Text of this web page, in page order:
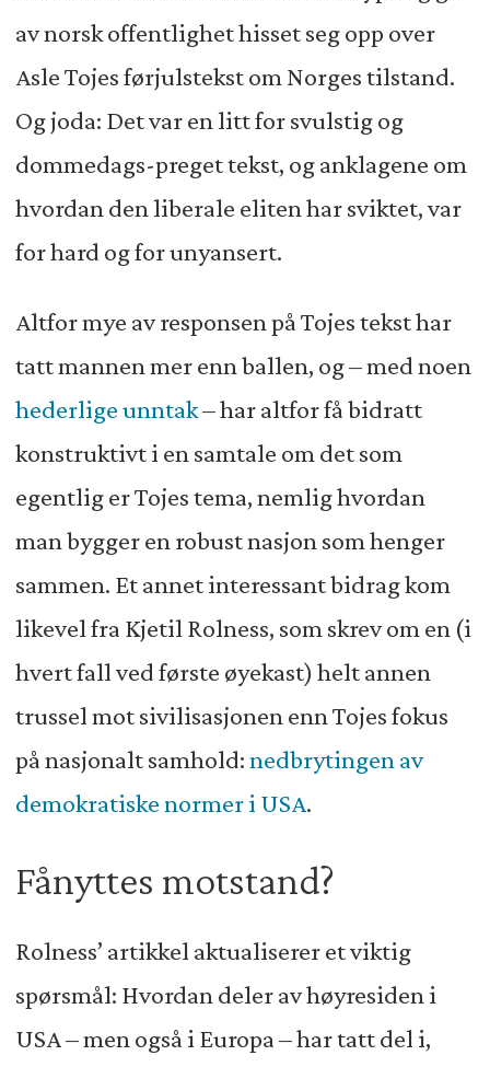
av norsk offentlighet hisset seg opp over
Asle Tojes førjulstekst om Norges tilstand.
Og joda: Det var en litt for svulstig og
dommedags-preget tekst, og anklagene om
hvordan den liberale eliten har sviktet, var
for hard og for unyansert.
Altfor mye av responsen på Tojes tekst har
tatt mannen mer enn ballen, og – med noen
hederligeunntak– har altfor få bidratt
konstruktivt i en samtale om det som
egentlig er Tojes tema, nemlig hvordan
man bygger en robust nasjon som henger
sammen. Et annet interessant bidrag kom
likevel fra Kjetil Rolness, som skrev om en (i
hvert fall ved første øyekast) helt annen
trussel mot sivilisasjonen enn Tojes fokus
på nasjonalt samhold:nedbrytingen av
demokratiske normer i USA.
Fånyttes motstand?
Rolness’ artikkel aktualiserer et viktig
spørsmål: Hvordan deler av høyresiden i
USA – men også i Europa – har tatt del i,